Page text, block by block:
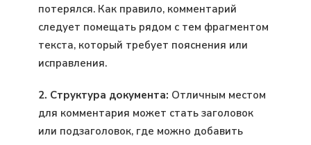
потерялся. Как правило, комментарий
следует помещать рядом с тем фрагментом
текста, который требует пояснения или
исправления.
2. Структура документа: Отличным местом
для комментария может стать заголовок
или подзаголовок, где можно добавить